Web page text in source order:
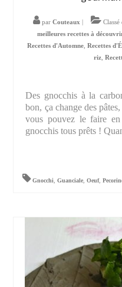
par Couteaux Classé
meilleures recettes à
Recettes d'Automne Recettes
riz
Des gnocchis à la
bon, ça change des
vous pouvez le faire
gnocchis tous prêts !
Gnocchi,Guanciale,Oeuf,